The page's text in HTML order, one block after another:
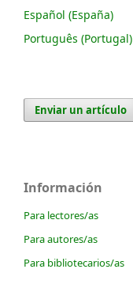
Español (España)
Português (Portugal)
Enviar un artículo
Información
Para lectores/as
Para autores/as
Para bibliotecarios/as